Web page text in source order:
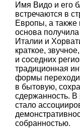
Имя Видо и его
встречаются в
Европы, а также
основа
Италии и
краткое,
и соседних
традиционная
формы
в бытовую,
сдержанность. В
стало
собранностью.